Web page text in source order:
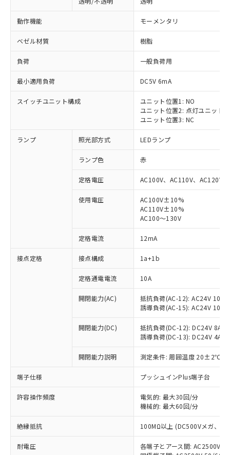
動作機能 モーメンタリ
ベゼル材質 樹脂
負荷 一般負荷用
最小適用負荷 DC5V 6mA
スイッチユニット構成
ユニット位置1: NO
ユニット位置2: 点灯ユニット
ユニット位置3: NC
ランプ 照光部方式 LEDランプ
ランプ色 赤
定格電圧 AC100V、AC110V、AC120V
使用電圧
AC100V±10%
AC110V±10%
AC100～130V
定格電流 12mA
接点定格 接点構成 1a+1b
定格通電電流 10A
開閉能力(AC)
抵抗負荷(AC-12): AC24V 10A/
誘導負荷(AC-15): AC24V
開閉能力(DC)
抵抗負荷(DC-12): DC24V 8A/
誘導負荷(DC-13): DC24V 4A/
開閉能力説明 測定条件: 周囲温度 20±2℃、
端子仕様 プッシュインPlus端子台
許容操作頻度
電気的: 最大30回/分
機械的: 最大60回/分
絶縁抵抗 100MΩ以上 (DC500Vメガ、点
耐電圧
各端子とアース間: AC2500V
ご利用条件
以下の条件をお読みいただき、同意のうえ
本サービスは、当社制御機器事業取扱
商品の当社在庫状況および標準価格
(税抜)を提供させていただくもので
当社制御機器事業取扱商品の中には、
本サービスの対象外となる商品もある
ことをご了承ください。
※1 対応状況
対応済み：EU RoHS指令（10物質）の
非含有に対応した製品が提供可能な商品で
対応予定：EU RoHS指令（10物質）の非含
有に対応した製品に切り替える予定のある
対応予定なし：EU RoHS指令（10物質）の
非含有に非対応の商品で、対応品を出す予
調査・確認中：EU RoHS指令（10物質）の
非含有の対応状況を調査中または確認中の
商品です。
非該当品：ライセンス料など無形物で、有
害物質有無と関係のない商品です。
仕入先様の事情により、非含有部品として
いたものが、含有品と判明した場合などや
「○」：最大均質材料含有率が中国RoHSの
「×」：最大均質材料含有率が中国RoHSの
基準値を超えていることを示します。
当社は、これら貴社製品のうち、外国